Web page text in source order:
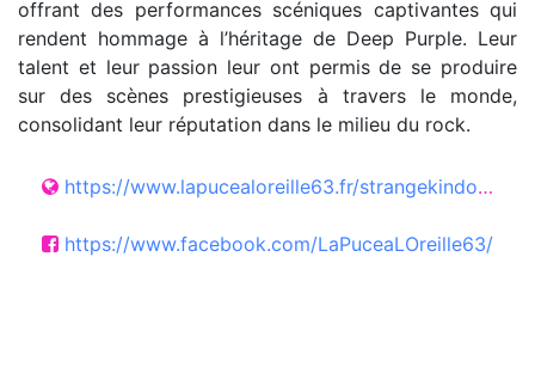
offrant des performances scéniques captivantes qui
rendent hommage à l’héritage de Deep Purple. Leur
talent et leur passion leur ont permis de se produire
sur des scènes prestigieuses à travers le monde,
consolidant leur réputation dans le milieu du rock.
https://www.lapucealoreille63.fr/strangekindofwomen
https://www.facebook.com/LaPuceaLOreille63/